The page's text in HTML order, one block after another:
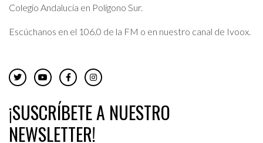
Colegio Andalucía en Polígono Sur.
Escúchanos en el 106.0 de la FM o en nuestro canal de Ivoox.
¡SUSCRÍBETE A NUESTRO
NEWSLETTER!